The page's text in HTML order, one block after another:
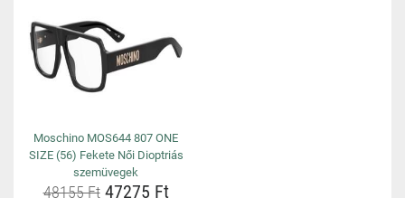
Moschino MOS644 807 ONE
SIZE (56) Fekete Női Dioptriás
szemüvegek
48155 Ft47275 Ft